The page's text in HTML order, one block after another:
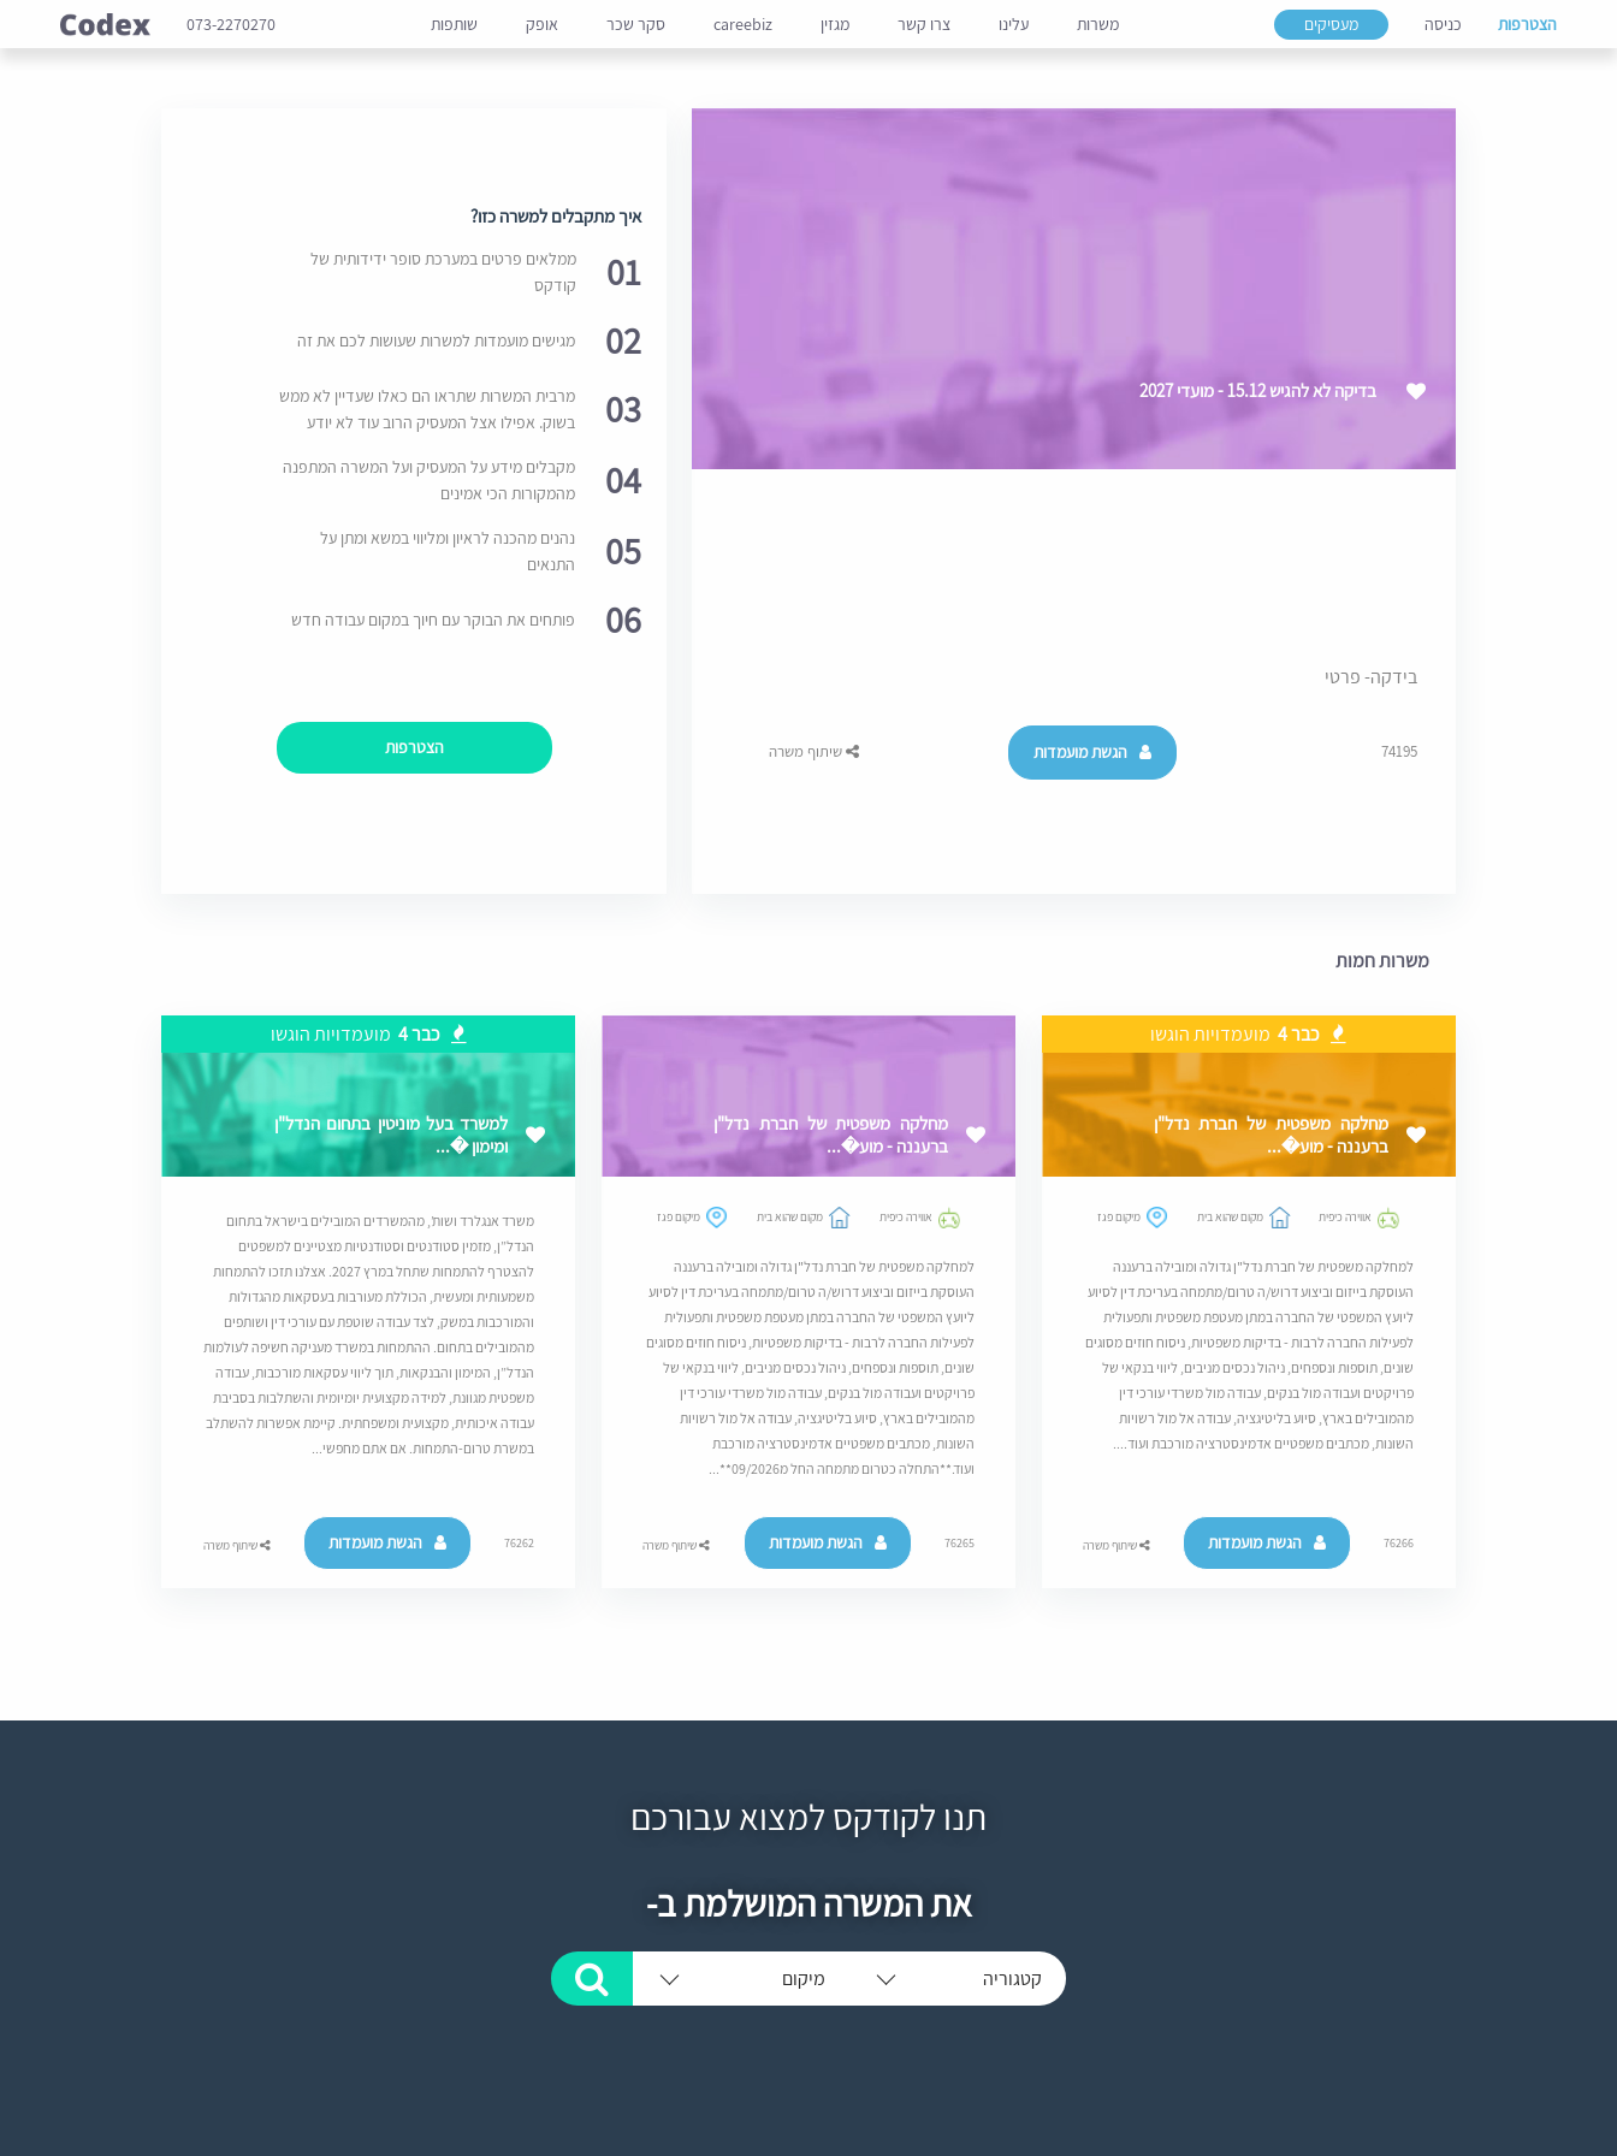
הצטרפות כניסה מעסיקים משרות עלינו צרו קשר מגזין careebiz סקר שכר אופק שותפות 073-2270270
בדיקה לא להגיש 15.12 - מועדי 2027
בידקה- פרטי
74195 הגשת מועמדות שיתוף משרה
איך מתקבלים למשרה כזו?
01
ממלאים פרטים במערכת סופר ידידותית של
קודקס
02 מגישים מועמדות למשרות שעושות לכם את זה
03
מרבית המשרות שתראו הם כאלו שעדיין לא ממש
בשוק. אפילו אצל המעסיק הרוב עוד לא יודע
04
מקבלים מידע על המעסיק ועל המשרה המתפנה
מהמקורות הכי אמינים
05
נהנים מהכנה לראיון ומליווי במשא ומתן על
התנאים
06 פותחים את הבוקר עם חיוך במקום עבודה חדש
הצטרפות
משרות חמות
כבר 4 מועמדויות הוגשו
מחלקה משפטית של חברת נדל"ן
ברעננה - מוע�...
אווירה כיפית מקום שהוא בית מיקום פגז
למחלקה משפטית של חברת נדל"ן גדולה ומובילה ברעננה
העוסקת בייזום וביצוע דרוש/ה טרום/מתמחה בעריכת דין לסיוע
ליועץ המשפטי של החברה במתן מעטפת משפטית ותפעולית
לפעילות החברה לרבות - בדיקות משפטיות, ניסוח חוזים מסוגים
שונים, תוספות ונספחים, ניהול נכסים מניבים, ליווי בנקאי של
פרויקטים ועבודה מול בנקים, עבודה מול משרדי עורכי דין
מהמובילים בארץ, סיוע בליטיגציה, עבודה אל מול רשויות
השונות, מכתבים משפטיים אדמינסטרציה מורכבת ועוד....
76266 הגשת מועמדות שיתוף משרה
מחלקה משפטית של חברת נדל"ן
ברעננה - מוע�...
אווירה כיפית מקום שהוא בית מיקום פגז
למחלקה משפטית של חברת נדל"ן גדולה ומובילה ברעננה
העוסקת בייזום וביצוע דרוש/ה טרום/מתמחה בעריכת דין לסיוע
ליועץ המשפטי של החברה במתן מעטפת משפטית ותפעולית
לפעילות החברה לרבות - בדיקות משפטיות, ניסוח חוזים מסוגים
שונים, תוספות ונספחים, ניהול נכסים מניבים, ליווי בנקאי של
פרויקטים ועבודה מול בנקים, עבודה מול משרדי עורכי דין
מהמובילים בארץ, סיוע בליטיגציה, עבודה אל מול רשויות
השונות, מכתבים משפטיים אדמינסטרציה מורכבת
ועוד.**התחלה כטרום מתמחה החל מ09/2026**...
76265 הגשת מועמדות שיתוף משרה
כבר 4 מועמדויות הוגשו
למשרד בעל מוניטין בתחום הנדל"ן
ומימון �...
משרד אנגלרד ושות’, מהמשרדים המובילים בישראל בתחום
הנדל”ן, מזמין סטודנטים וסטודנטיות מצטיינים למשפטים
להצטרף להתמחות שתחל במרץ 2027. אצלנו תזכו להתמחות
משמעותית ומעשית, הכוללת מעורבות בעסקאות מהגדולות
והמורכבות במשק, לצד עבודה שוטפת עם עורכי דין ושותפים
מהמובילים בתחום. ההתמחות במשרד מעניקה חשיפה לעולמות
הנדל”ן, המימון והבנקאות, תוך ליווי עסקאות מורכבות, עבודה
משפטית מגוונת, למידה מקצועית יומיומית והשתלבות בסביבת
עבודה איכותית, מקצועית ומשפחתית. קיימת אפשרות להשתלב
במשרת טרום-התמחות. אם אתם מחפשי...
76262 הגשת מועמדות שיתוף משרה
תנו לקודקס למצוא עבורכם
את המשרה המושלמת ב-
קטגוריה מיקום